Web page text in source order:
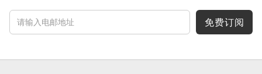
免费订阅